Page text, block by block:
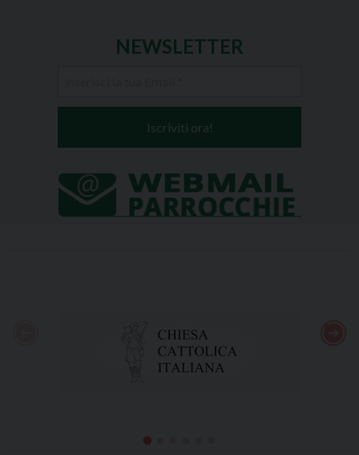
NEWSLETTER